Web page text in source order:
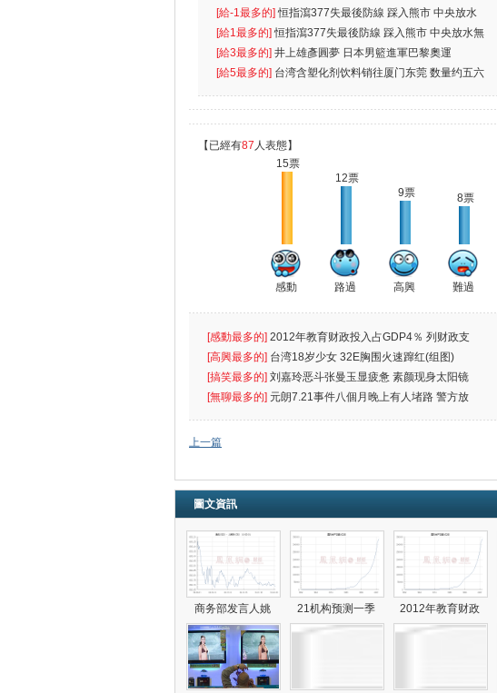
[給-1最多的]恒指瀉377失最後防線 踩入熊市 中央放水
無
[給1最多的]恒指瀉377失最後防線 踩入熊市 中央放水無
[給3最多的] 井上雄彥圓夢 日本男籃進軍巴黎奧運
[給5最多的] 台湾含塑化剂饮料销往厦门东莞 数量约五六
【已經有87 人表態】
15票
感動
12票
路過
9票
高興
8票
難過
[感動最多的] 2012年教育财政投入占GDP4％ 列财政支
出首位
[高興最多的] 台湾18岁少女 32E胸围火速蹿红(组图)
[搞笑最多的] 刘嘉玲恶斗张曼玉显疲惫 素颜现身太阳镜
遮
[無聊最多的] 元朗7.21事件八個月晚上有人堵路 警方放
催
上一篇
圖文資訊
商务部发言人姚 21机构预测一季 2012年教育财政